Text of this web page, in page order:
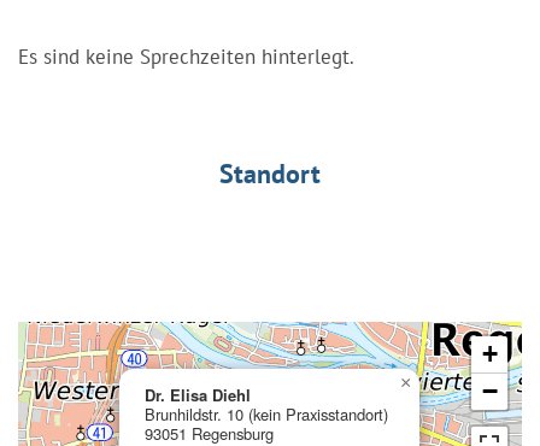
Es sind keine Sprechzeiten hinterlegt.
Standort
Dr. Elisa Diehl
Brunhildstr. 10 (kein Praxisstandort)
93051 Regensburg
×
+
−